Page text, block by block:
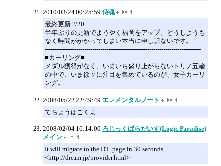
2010/03/24 00:25:59 侍魂
最終更新 2/20
半年ぶりの更新でようやく福岡をアップ。どうしようも
なく時間がかかってしまい本当に申し訳ないです。
-------------------------------------------------------------------------------
■カーリング■
メダル獲得がなく、いまいち盛り上がらないトリノ五輪
の中で、いま徐々に注目を集めているのが、女子カーリ
ング。
2008/05/22 22:49:49 エレメンタルノート
てちょうはこくよ
2008/02/04 16:14:00 ろじっくぱらだいす(Logic Paradise)
メイン
It will migrate to the DTI page in 30 seconds.
<http://dream.jp/provider.html>